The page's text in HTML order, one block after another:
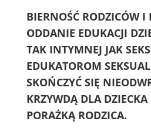
BIERNOŚĆ RODZICÓW I
ODDANIE EDUKACJI
TAK INTYMNEJ JAK
EDUKATOROM
SKOŃCZYĆ SIĘ
KRZYWDĄ DLA
PORAŻKĄ RODZICA.